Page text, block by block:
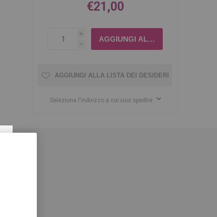
€21,00
i
h
AGGIUNGI ALLA LISTA DEI DESIDERI
Seleziona l'indirizzo a cui vuoi spedire